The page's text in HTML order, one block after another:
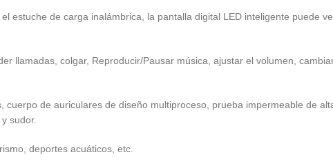
estuche de carga inalámbrica, la pantalla digital LED inteligente puede
llamadas, colgar, Reproducir/Pausar música, ajustar el volumen,
de auriculares de diseño multiproceso, prueba impermeable de
sudor.
deportes acuáticos, etc.